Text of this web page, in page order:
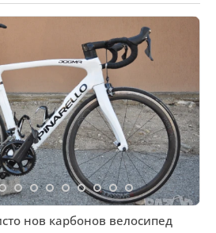
нов карбонов велосипед